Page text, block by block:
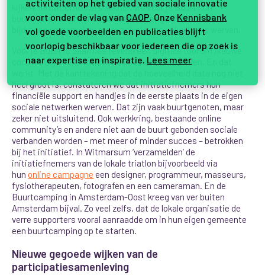
kijken. Initiatiefnemers kunnen via Voor je Buurt hun
buurtinitiatief onder de aandacht brengen, financiële
bijdragen verzamelen, maar ook nieuwe vrijwilligers werven.
Voor je Buurt is daarmee tevens een digitale tool om nieuwe
community’s te bouwen rondom buurtinitiatieven. En dat
heel groot is, constateren we dat initiatiefnemers hun
financiële support en handjes in de eerste plaats in de eigen
sociale netwerken werven. Dat zijn vaak buurtgenoten, maar
zeker niet uitsluitend. Ook werkkring, bestaande online
community’s en andere niet aan de buurt gebonden sociale
verbanden worden – met meer of minder succes – betrokken
bij het initiatief. In Witmarsum ‘verzamelden’ de
initiatiefnemers van de lokale triatlon bijvoorbeeld via
hun online campagne een designer, programmeur, masseurs,
fysiotherapeuten, fotografen en een cameraman. En de
Buurtcamping in Amsterdam-Oost kreeg van ver buiten
Amsterdam bijval. Zo veel zelfs, dat de lokale organisatie de
verre supporters vooral aanraadde om in hun eigen gemeente
een buurtcamping op te starten.
Nieuwe gegoede wijken van de
participatiesamenleving
activiteiten op het gebied van sociale innovatie
voort onder de vlag van CAOP. Onze Kennisbank
vol goede voorbeelden en publicaties blijft
voorlopig beschikbaar voor iedereen die op zoek is
naar expertise en inspiratie. Lees meer